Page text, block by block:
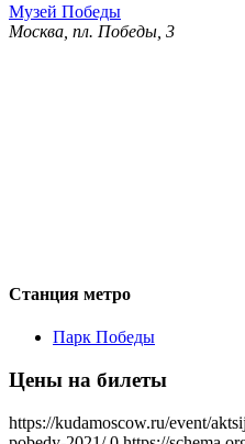
Музей Победы
Москва, пл. Победы, 3
Станция метро
Парк Победы
Цены на билеты
https://kudamoscow.ru/event/